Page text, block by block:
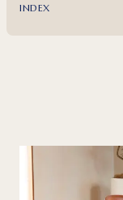
INDEX